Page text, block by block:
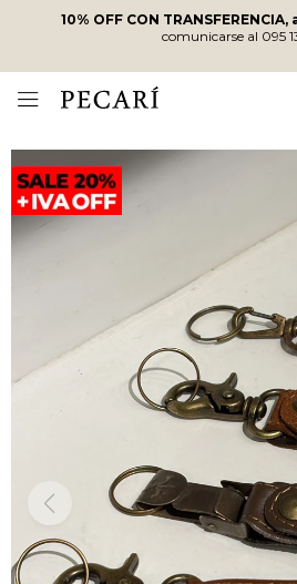
10% OFF CON
comunicarse al 095
